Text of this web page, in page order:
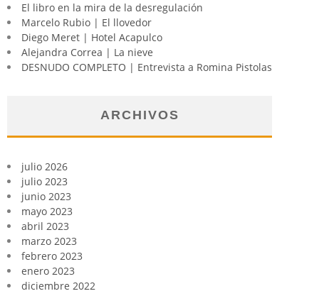
El libro en la mira de la desregulación
Marcelo Rubio | El llovedor
Diego Meret | Hotel Acapulco
Alejandra Correa | La nieve
DESNUDO COMPLETO | Entrevista a Romina Pistolas
ARCHIVOS
julio 2026
julio 2023
junio 2023
mayo 2023
abril 2023
marzo 2023
febrero 2023
enero 2023
diciembre 2022